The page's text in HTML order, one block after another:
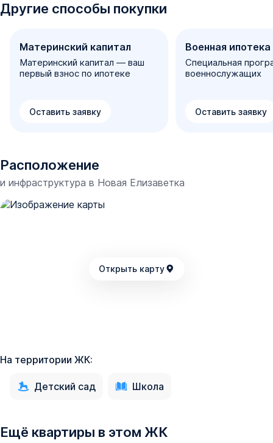
Другие способы покупки
Материнский капитал
Материнский капитал — ваш
первый взнос по ипотеке
Оставить заявку
Военная ипотека
Специальная
военнослужащих
Оставить заявку
Расположение
и инфраструктура в Новая Елизаветка
Открыть карту
На территории ЖК:
Детский сад Школа
Ещё квартиры в этом ЖК